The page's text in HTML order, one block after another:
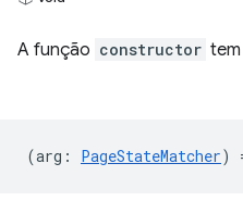
A função constructor
(arg : PageStateMatcher)